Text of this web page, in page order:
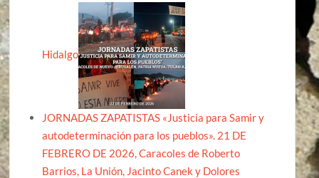
Hidalgo
JORNADAS ZAPATISTAS «Justicia para Samir y
autodeterminación para los pueblos». 21 DE
FEBRERO DE 2026, Caracoles de Roberto
Barrios, La Unión, Jacinto Canek y Dolores